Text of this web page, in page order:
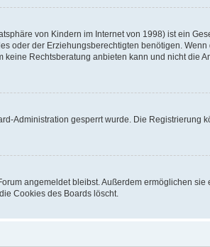
von Kindern im Internet von 1998) ist ein
der Erziehungsberechtigten benötigen.
Rechtsberatung anbieten kann und nicht die
Administration gesperrt wurde. Die Registrierung
angemeldet bleibst. Außerdem ermöglichen
Cookies des Boards löscht.